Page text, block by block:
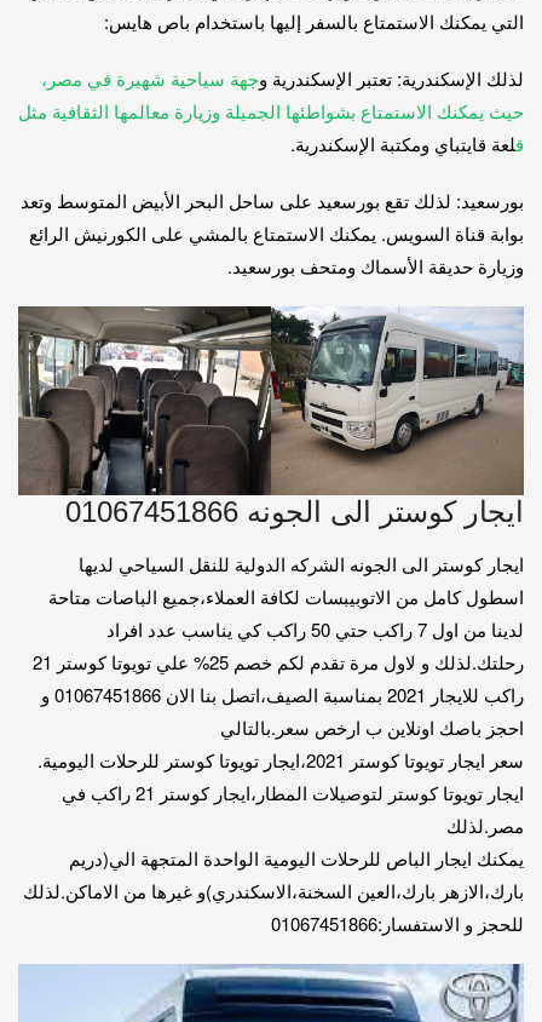
التي يمكنك الاستمتاع بالسفر إليها باستخدام باص هايس:
لذلك الإسكندرية: تعتبر الإسكندرية وجهة سياحية شهيرة في مصر،
حيث يمكنك الاستمتاع بشواطئها الجميلة وزيارة معالمها الثقافية مثل
قلعة قايتباي ومكتبة الإسكندرية.
بورسعيد: لذلك تقع بورسعيد على ساحل البحر الأبيض المتوسط وتعد
بوابة قناة السويس. يمكنك الاستمتاع بالمشي على الكورنيش الرائع
وزيارة حديقة الأسماك ومتحف بورسعيد.
ايجار كوستر الى الجونه 01067451866
ايجار كوستر الى الجونه الشركه الدولية للنقل السياحي لديها
اسطول كامل من الاتوبيبسات لكافة العملاء،جميع الباصات متاحة
لدينا من اول 7 راكب حتي 50 راكب كي يناسب عدد افراد
رحلتك.لذلك و لاول مرة تقدم لكم خصم 25% علي تويوتا كوستر 21
راكب للايجار 2021 بمناسبة الصيف،اتصل بنا الان 01067451866 و
احجز باصك اونلاين ب ارخص سعر.بالتالي
سعر ايجار تويوتا كوستر 2021،ايجار تويوتا كوستر للرحلات اليومية.
ايجار تويوتا كوستر لتوصيلات المطار،ايجار كوستر 21 راكب في
مصر.لذلك
يمكنك ايجار الباص للرحلات اليومية الواحدة المتجهة الي(دريم
بارك،الازهر بارك،العين السخنة،الاسكندري)و غيرها من الاماكن.لذلك
للحجز و الاستفسار:01067451866